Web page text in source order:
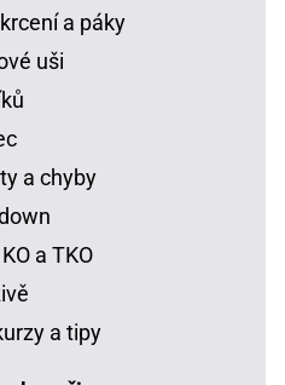
a páky
uši
a chyby
a TKO
a tipy